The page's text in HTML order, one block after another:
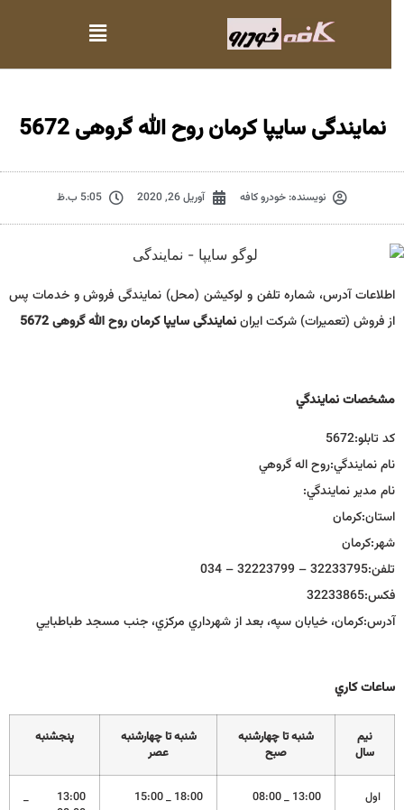
نمایندگی سایپا کرمان روح الله گروهی 5672
نویسنده:خودرو کافه آوریل 26, 2020 5:05 ب.ظ
اطلاعات آدرس، شماره تلفن و لوکیشن (محل) نمایندگی فروش و خدمات پس
از فروش (تعمیرات) شرکت ایراننمایندگی سایپا کرمان روح الله گروهی 5672
مشخصات نمايندگي
كد تابلو:5672
نام نمايندگي:روح اله گروهي
نام مدير نمايندگي:
استان:كرمان
شهر:كرمان
تلفن:32233795 – 32223799 – 034
فكس:32233865
آدرس:كرمان، خيابان سپه، بعد از شهرداري مركزي، جنب مسجد طباطبايي
ساعات كاري
نيم
سال
شنبه تا چهارشنبه
صبح
شنبه تا چهارشنبه
عصر
پنجشنبه
اول 13:00 _ 08:00
18:00 _ 15:00
13:00 _